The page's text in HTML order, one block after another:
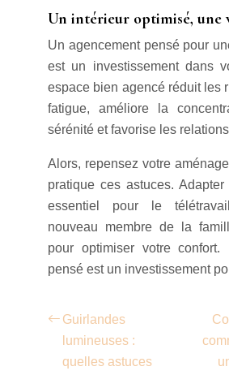
Un intérieur optimisé, une
Un agencement pensé pour
est un investissement dans
espace bien agencé réduit les
fatigue, améliore la
sérénité et favorise les
Alors, repensez votre
pratique ces astuces.
essentiel pour le
nouveau membre de la
pour optimiser votre confort.
pensé est un investissement
Guirlandes
lumineuses :
quelles astuces